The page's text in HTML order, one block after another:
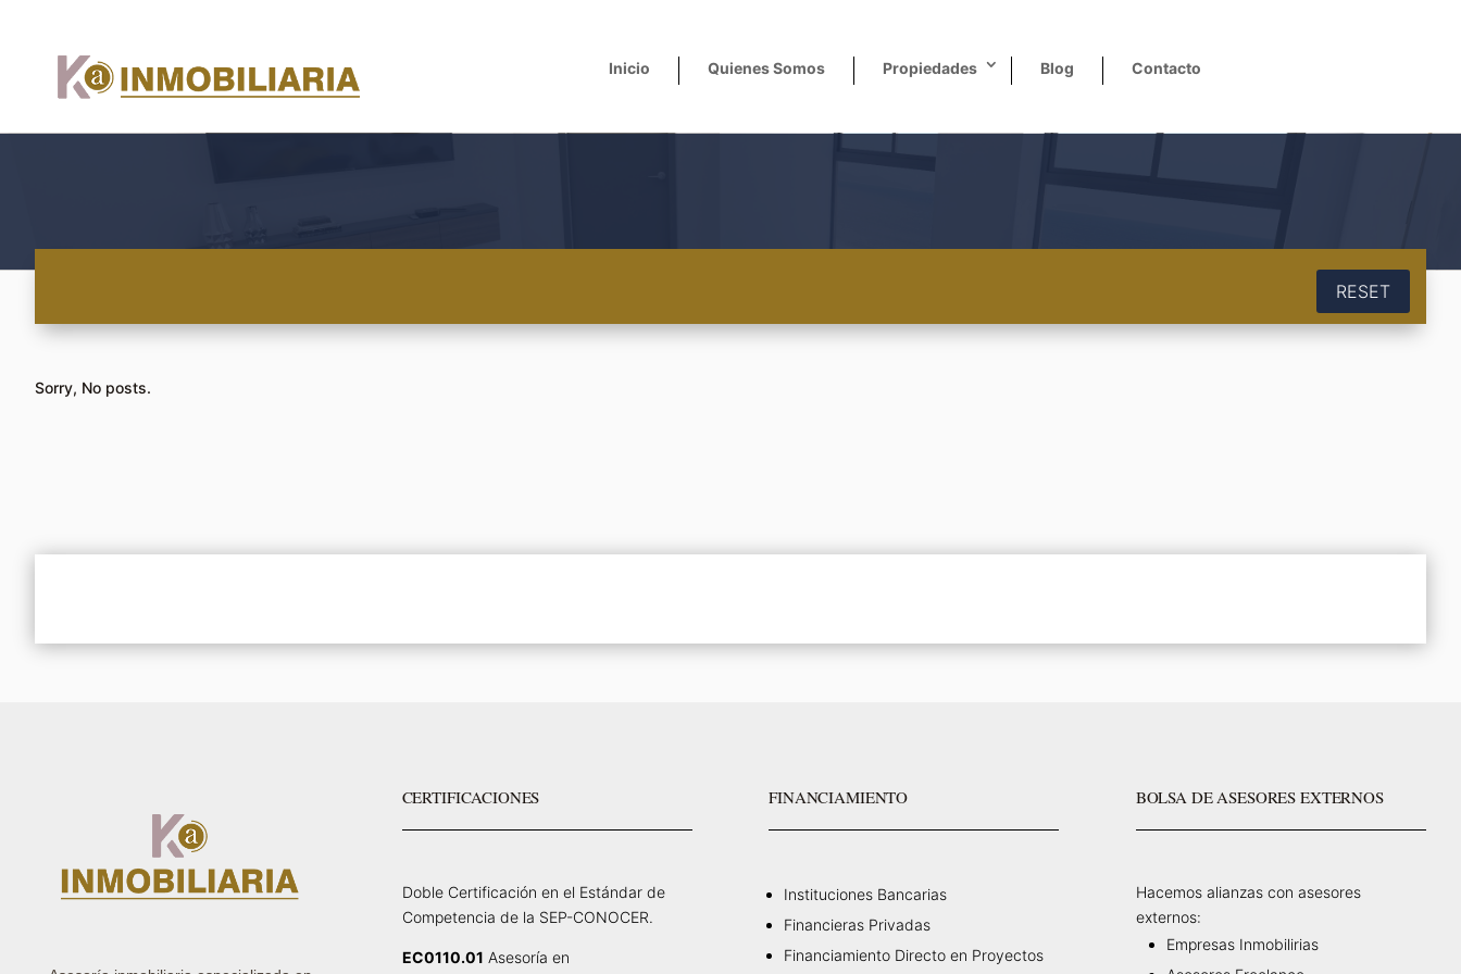
Inicio Quienes Somos Propiedades Blog Contacto
RESET
Sorry, No posts.
CERTIFICACIONES
Doble Certificación en el Estándar de
Competencia de la SEP-CONOCER.
EC0110.01 Asesoría en
FINANCIAMIENTO
Instituciones Bancarias
Financieras Privadas
Financiamiento Directo en Proyectos
BOLSA DE ASESORES EXTERNOS
Hacemos alianzas con asesores
externos:
Empresas Inmobilirias